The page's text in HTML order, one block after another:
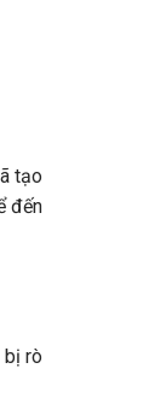
tạo
đến
bị rò